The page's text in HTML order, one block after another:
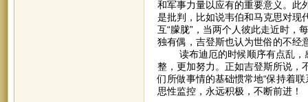
和军事力量以应有的重要意义。此
是批判，比如说韦伯和马克思对现
互“朦胧”，当两个人彼此走近时，
独有偶，吉登斯也认为世俗的不经
读布迪厄的时候顺序有点乱，感
整，更加努力。正如吉登斯所说，
们所做事情的基础惯常地“保持着
思性监控，永远积极，不断前进！